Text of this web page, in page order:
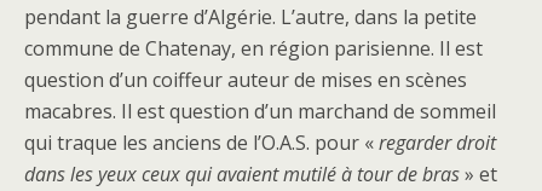
pendant la guerre d’Algérie. L’autre, dans la petite
commune de Chatenay, en région parisienne. Il est
question d’un coiffeur auteur de mises en scènes
macabres. Il est question d’un marchand de sommeil
qui traque les anciens de l’O.A.S. pour «regarder droit
dans les yeux ceux qui avaient mutilé à tour de bras» et